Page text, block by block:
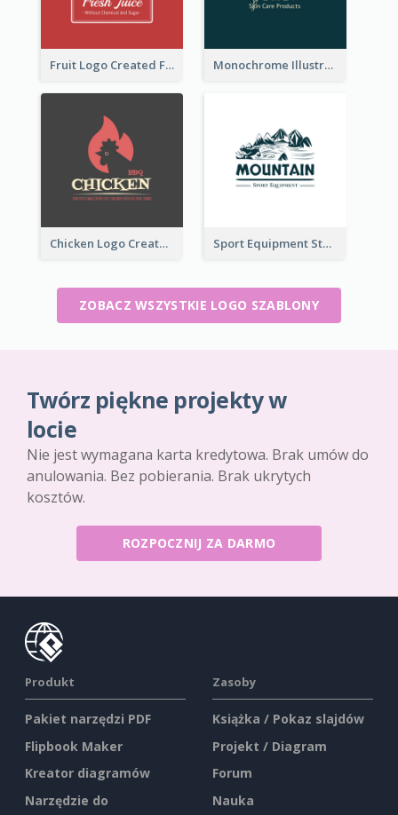
Fruit Logo Created For Shop Selling Fresh Juice Monochrome Illustrated Plant Logo Generated For Skin Care Products
Chicken Logo Created For BBQ Store Sport Equipment Store Logo Generated With Illustration Of Mountain
ZOBACZ WSZYSTKIE LOGO SZABLONY
Twórz piękne projekty w
locie
Nie jest wymagana karta kredytowa. Brak umów do
anulowania. Bez pobierania. Brak ukrytych
kosztów.
ROZPOCZNIJ ZA DARMO
Produkt
Pakiet narzędzi PDF
Flipbook Maker
Kreator diagramów
Narzędzie do
Zasoby
Książka / Pokaz slajdów
Projekt / Diagram
Forum
Nauka